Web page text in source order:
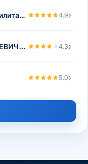
Православный детский реабилитационный центр Покров 4.9›
МАКАРОВ ВЛАДИСЛАВ ЮРЬЕВИЧ (МАКАРОВ В.Ю.), Заместитель Председателя Федерального комитета по контролю, борьбе с коррупцией и терроризмом в Российской Федерации 4.3›
5.0›